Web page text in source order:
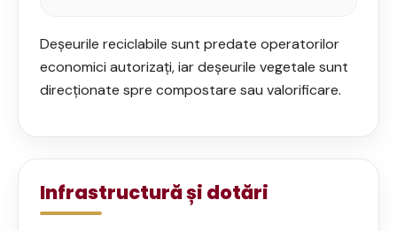
Deșeurile reciclabile sunt predate operatorilor
economici autorizați, iar deșeurile vegetale sunt
direcționate spre compostare sau valorificare.
Infrastructură și dotări